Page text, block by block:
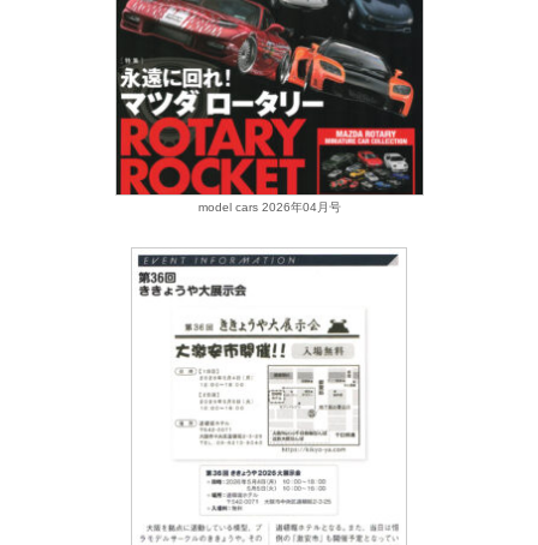
model cars 2026年04月号